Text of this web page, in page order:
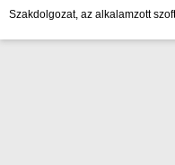
Szakdolgozat, az alkalamzott